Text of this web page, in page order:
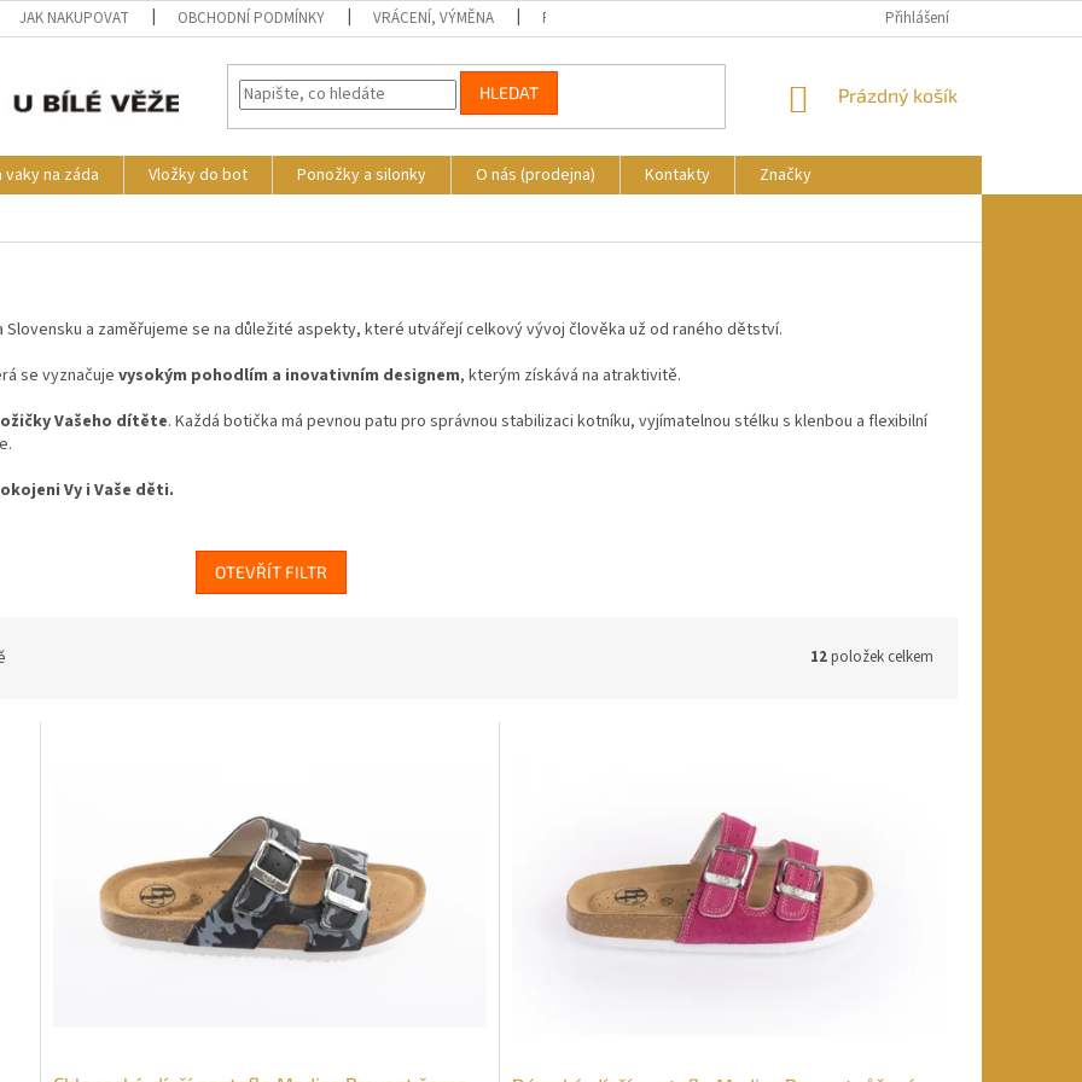
JAK NAKUPOVAT OBCHODNÍ PODMÍNKY VRÁCENÍ, VÝMĚNA REKLAMACE KDE NÁS NAJDETE
Přihlášení
HLEDAT
NÁKUPNÍ
Prázdný košík
na záda Vložky do bot Ponožky a silonky O nás (prodejna) Kontakty
Značky
a zaměřujeme se na důležité aspekty, které utvářejí celkový vývoj člověka už od raného dětství.
se vyznačuje vysokým pohodlím a inovativním designem, kterým získává na atraktivitě.
Vašeho dítěte. Každá botička má pevnou patu pro správnou stabilizaci kotníku, vyjímatelnou stélku s klenbou a flexibilní
Vy i Vaše děti.
OTEVŘÍT FILTR
12položek celkem